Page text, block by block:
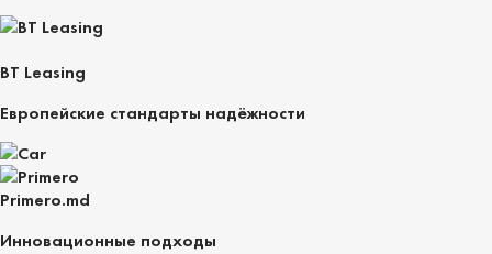
BT Leasing
Европейские стандарты надёжности
Primero.md
Инновационные подходы